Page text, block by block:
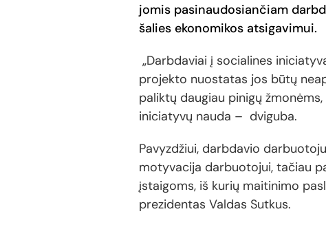
jomis pasinaudosiančiam
šalies ekonomikos atsigavimui.
„Darbdaviai į socialines
projekto nuostatas jos būtų
paliktų daugiau pinigų
iniciatyvų nauda – dviguba.
Pavyzdžiui, darbdavio
motyvacija darbuotojui, tačiau
įstaigoms, iš kurių maitinimo
prezidentas Valdas Sutkus.